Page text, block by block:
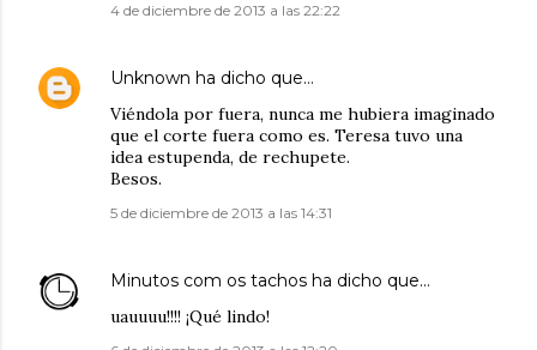
4 de diciembre de 2013 a las 22:22
Unknown ha dicho que…
Viéndola por fuera, nunca me hubiera imaginado
que el corte fuera como es. Teresa tuvo una
idea estupenda, de rechupete.
Besos.
5 de diciembre de 2013 a las 14:31
Minutos com os tachos ha dicho que…
uauuuu!!!! ¡Qué lindo!